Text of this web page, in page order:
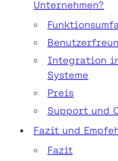
Unternehmen?
Integration
Systeme
Preis
Support und
Fazit und
Fazit